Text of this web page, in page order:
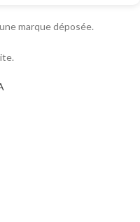
marque déposée.